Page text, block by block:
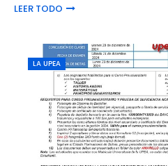
LEER TODO
LA UPEA